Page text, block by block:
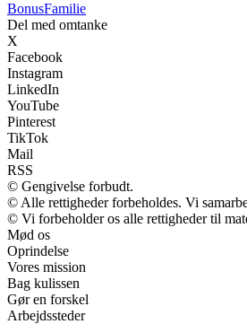
BonusFamilie
Del med omtanke
X
Facebook
Instagram
LinkedIn
YouTube
Pinterest
TikTok
Mail
RSS
© Gengivelse forbudt.
© Alle rettigheder forbeholdes. Vi
© Vi forbeholder os alle rettigheder til
Mød os
Oprindelse
Vores mission
Bag kulissen
Gør en forskel
Arbejdssteder